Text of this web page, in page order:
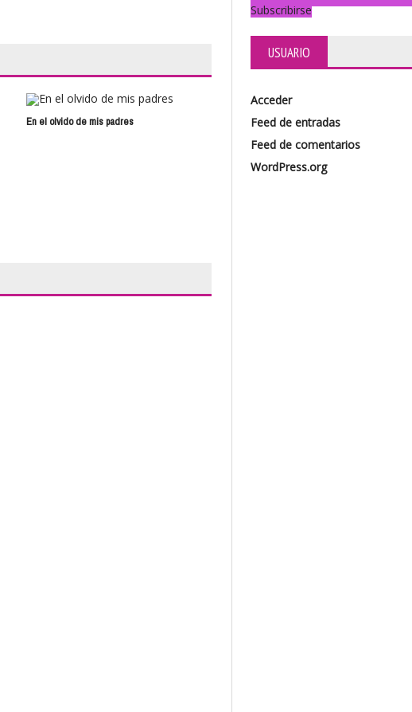
En el olvido de mis padres El conventillo de la Paloma
Subscribirse
USUARIO
Acceder
Feed de entradas
Feed de comentarios
WordPress.org